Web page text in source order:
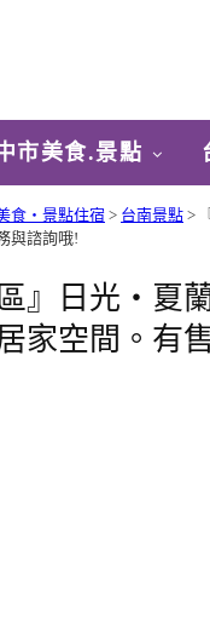
市美食.景點
食‧景點住宿 > 台南景點 >
與諮詢哦!
』日光‧夏
家空間。有